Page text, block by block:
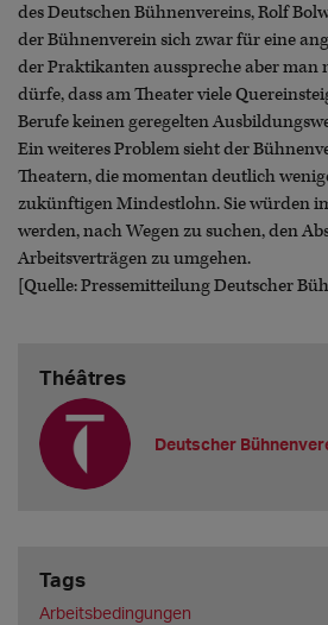
des Deutschen Bühnenvereins, Rolf
der Bühnenverein sich zwar für eine
der Praktikanten ausspreche aber man
dürfe, dass am Theater viele
Berufe keinen geregelten
Ein weiteres Problem sieht der
Theatern, die momentan deutlich
zukünftigen Mindestlohn. Sie würden
werden, nach Wegen zu suchen, den
Arbeitsverträgen zu umgehen.
[Quelle: Pressemitteilung Deutscher
Théâtres
Deutscher
Tags
Arbeitsbedingungen